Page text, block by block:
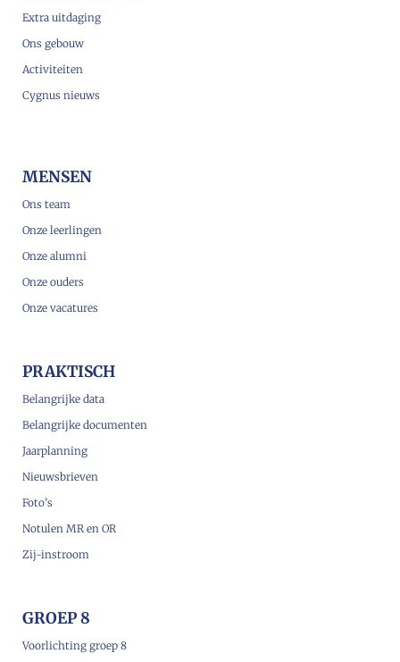
Extra uitdaging
Ons gebouw
Activiteiten
Cygnus nieuws
MENSEN
Ons team
Onze leerlingen
Onze alumni
Onze ouders
Onze vacatures
PRAKTISCH
Belangrijke data
Belangrijke documenten
Jaarplanning
Nieuwsbrieven
Foto’s
Notulen MR en OR
Zij-instroom
GROEP 8
Voorlichting groep 8